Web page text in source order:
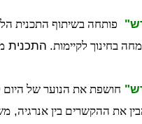
פותחה בשיתוף התכנית
בחינוך לקיימות. התכנית
את ההקשרים בין אנרגיה,